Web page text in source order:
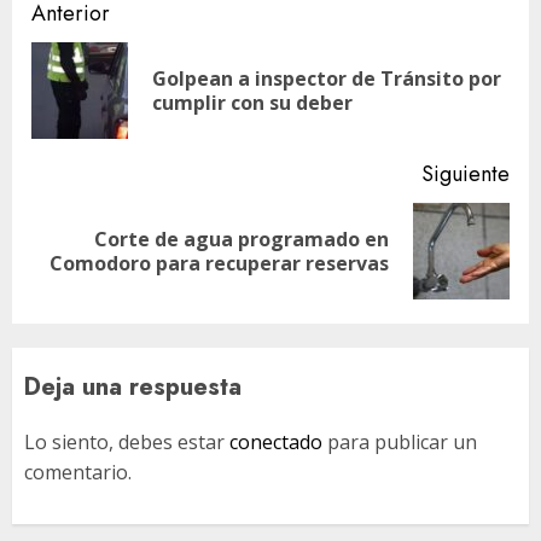
Navegación
de
entradas
Anterior
Golpean a inspector de Tránsito por
cumplir con su deber
Siguiente
Siguiente
entrada:
Corte de agua programado en
Comodoro para recuperar reservas
Deja una respuesta
Lo siento, debes estarconectado para publicar un
comentario.